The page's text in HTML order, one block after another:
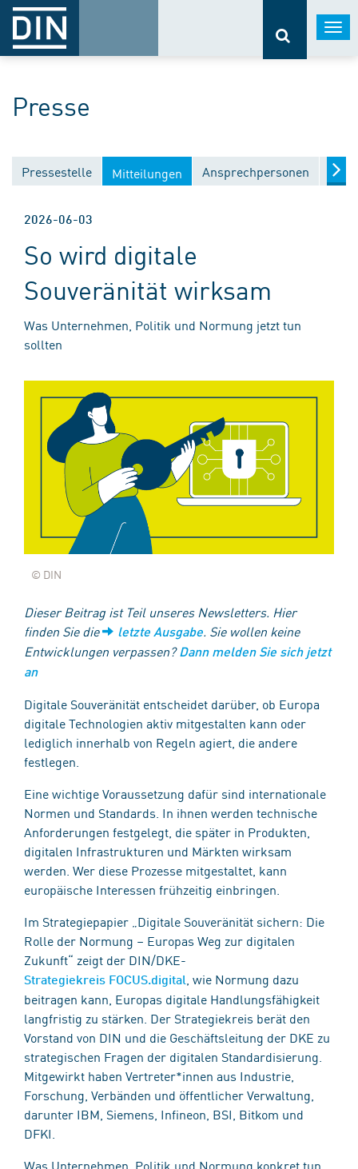
Presse
Pressestelle Mitteilungen Ansprechpersonen
2026-06-03
So wird digitale
Souveränität wirksam
Was Unternehmen, Politik und Normung jetzt tun
sollten
© DIN
Dieser Beitrag ist Teil unseres Newsletters. Hier
finden Sie die
letzte Ausgabe. Sie wollen keine
Entwicklungen verpassen? Dann melden Sie sich jetzt
an
Digitale Souveränität entscheidet darüber, ob Europa
digitale Technologien aktiv mitgestalten kann oder
lediglich innerhalb von Regeln agiert, die andere
festlegen.
Eine wichtige Voraussetzung dafür sind internationale
Normen und Standards. In ihnen werden technische
Anforderungen festgelegt, die später in Produkten,
digitalen Infrastrukturen und Märkten wirksam
werden. Wer diese Prozesse mitgestaltet, kann
europäische Interessen frühzeitig einbringen.
Im Strategiepapier „Digitale Souveränität sichern: Die
Rolle der Normung – Europas Weg zur digitalen
Zukunft“ zeigt der DIN/DKE-
Strategiekreis FOCUS.digital , wie Normung dazu
beitragen kann, Europas digitale Handlungsfähigkeit
langfristig zu stärken. Der Strategiekreis berät den
Vorstand von DIN und die Geschäftsleitung der DKE zu
strategischen Fragen der digitalen Standardisierung.
Mitgewirkt haben Vertreter*innen aus Industrie,
Forschung, Verbänden und öffentlicher Verwaltung,
darunter IBM, Siemens, Infineon, BSI, Bitkom und
DFKI.
Was Unternehmen, Politik und Normung konkret tun